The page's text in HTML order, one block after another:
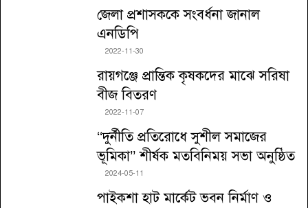
জেলা প্রশাসককে সংবর্ধনা জানাল
এনডিপি
2022-11-30
রায়গঞ্জে প্রান্তিক কৃষকদের মাঝে সরিষা
বীজ বিতরণ
2022-11-07
‘‘দুর্নীতি প্রতিরোধে সুশীল সমাজের
ভূমিকা’’ শীর্ষক মতবিনিময় সভা অনুষ্ঠিত
2024-05-11
পাইকশা হাট মার্কেট ভবন নির্মাণ ও